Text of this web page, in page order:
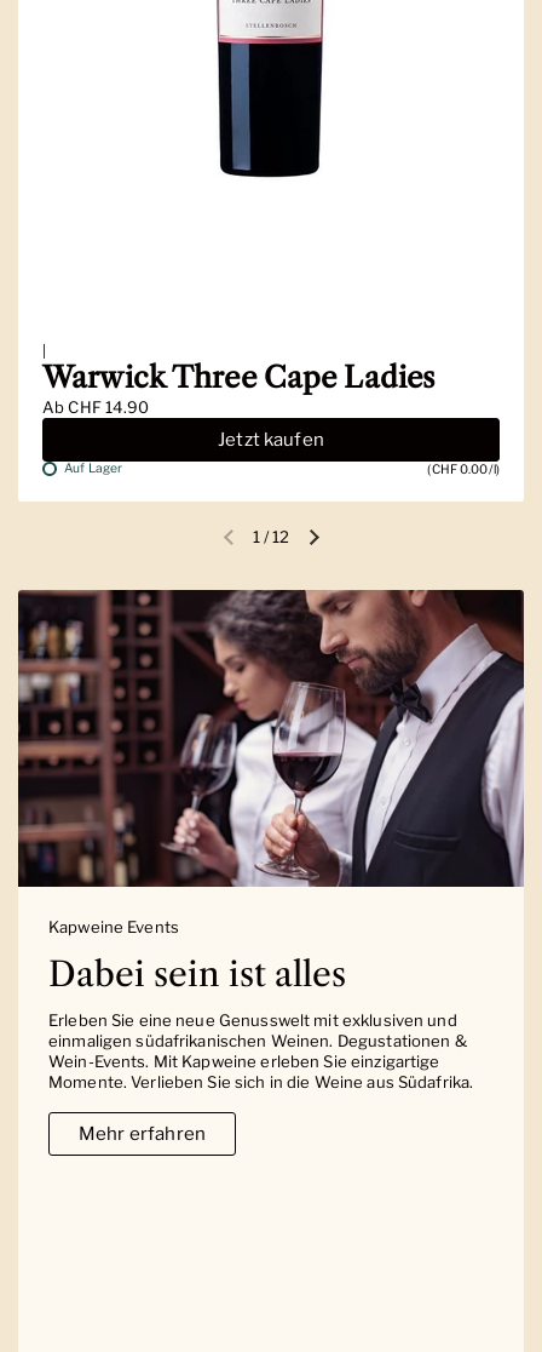
|
Warwick Three Cape Ladies
AbCHF 14.90
Jetzt kaufen
Auf Lager (CHF 0.00/l)
Vorherige FolieNächste Folie
1 /12
Kapweine Events
Dabei sein ist alles
Erleben Sie eine neue Genusswelt mit exklusiven und
einmaligen südafrikanischen Weinen. Degustationen &
Wein-Events. Mit Kapweine erleben Sie einzigartige
Momente. Verlieben Sie sich in die Weine aus Südafrika.
Mehr erfahren